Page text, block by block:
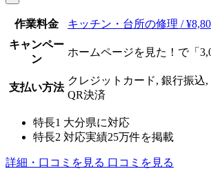
作業料金
キッチン・台所の修理 /
キャンペー
ン
ホームページを見た！で「
支払い方法
クレジットカード, 銀行振込
QR決済
特長1 大分県に対応
特長2 対応実績25万件を掲載
詳細・口コミを見る 口コミを見る